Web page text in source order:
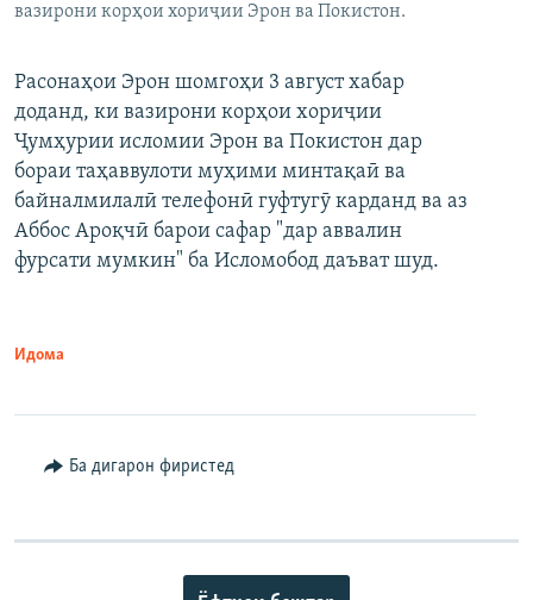
вазирони корҳои хориҷии Эрон ва Покистон.
Расонаҳои Эрон шомгоҳи 3 август хабар
доданд, ки вазирони корҳои хориҷии
Ҷумҳурии исломии Эрон ва Покистон дар
бораи таҳаввулоти муҳими минтақаӣ ва
байналмилалӣ телефонӣ гуфтугӯ карданд ва аз
Аббос Ароқчӣ барои сафар "дар аввалин
фурсати мумкин" ба Исломобод даъват шуд.
Идома
Ба дигарон фиристед